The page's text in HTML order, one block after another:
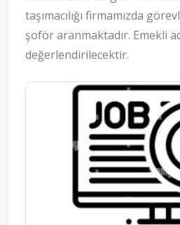
taşımacılığı firmamızda
şoför aranmaktadır. Emekli
değerlendirilecektir.